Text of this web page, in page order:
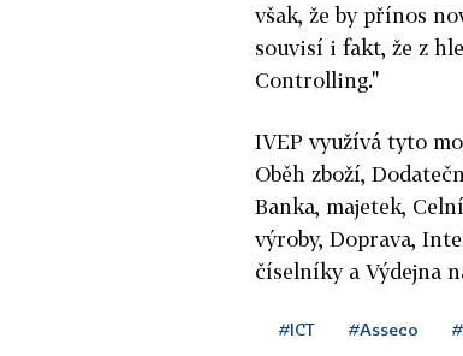
však, že by přínos
souvisí i fakt, že z
Controlling."
IVEP využívá tyto
Oběh zboží,
Banka, majetek,
výroby, Doprava,
číselníky a Výdejna
#ICT #Asseco